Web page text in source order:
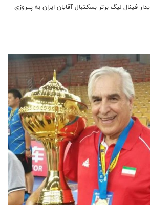
فینال لیگ برتر بسکتبال آقایان ایران به پیروزی